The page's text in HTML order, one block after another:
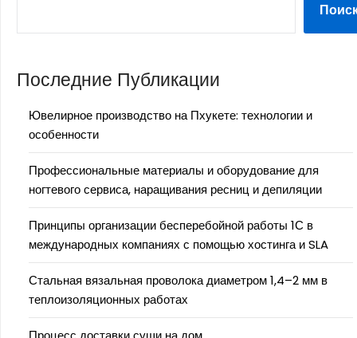
Последние Публикации
Ювелирное производство на Пхукете: технологии и
особенности
Профессиональные материалы и оборудование для
ногтевого сервиса, наращивания ресниц и депиляции
Принципы организации бесперебойной работы 1С в
международных компаниях с помощью хостинга и SLA
Стальная вязальная проволока диаметром 1,4–2 мм в
теплоизоляционных работах